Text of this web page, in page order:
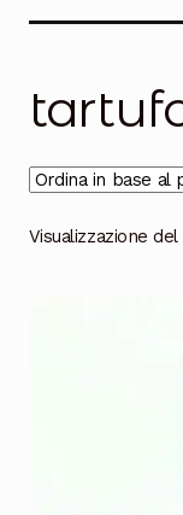
Salumi
Legumi
Visualizzazione